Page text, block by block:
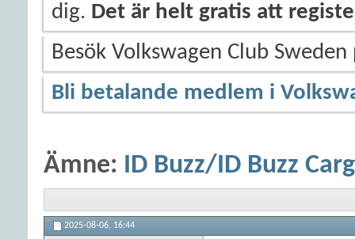
dig. Det är helt gratis att
Besök Volkswagen Club
Bli betalande medlem i
Ämne: ID Buzz/ID Buzz
2025-08-06, 16:44